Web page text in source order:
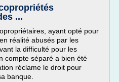
...
ayant opté pour
réalité abusés par les
la difficulté pour les
compte séparé a bien été
réclame le droit pour
banque.